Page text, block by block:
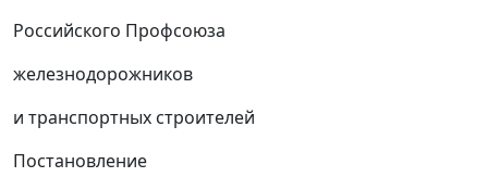
Российского Профсоюза
железнодорожников
и транспортных строителей
Постановление